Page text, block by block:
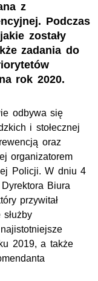
z
Podczas
zostały
zadania do
rok 2020.
odbywa się
i stołecznej
oraz
organizatorem
Policji. W dniu 4
Biura
przywitał
2019, a także